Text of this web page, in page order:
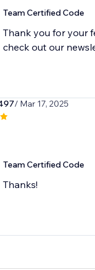
Team Certified Code
Thank you for your
check out our
/ Mar 17, 2025
Team Certified Code
Thanks!